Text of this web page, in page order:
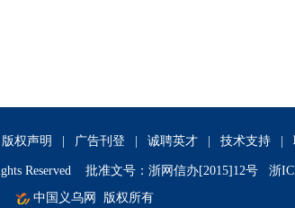
版权声明 广告刊登 诚聘英才 技术支持
Reserved 批准文号：浙网信办[2015]12号 浙
中国义乌网
版权所有